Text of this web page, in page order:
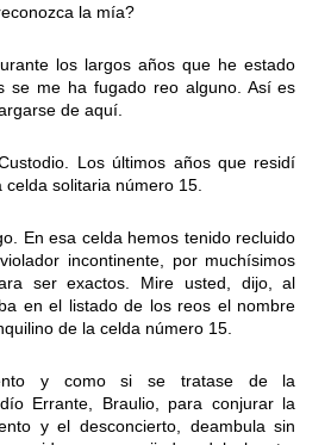
la mía?
los largos años que he estado
se me ha fugado reo alguno. Así es
de aquí.
Los últimos años que residí
solitaria número 15.
En esa celda hemos tenido recluido
incontinente, por muchísimos
ser exactos. Mire usted, dijo, al
en el listado de los reos el nombre
de la celda número 15.
y como si se tratase de la
Errante, Braulio, para conjurar la
y el desconcierto, deambula sin